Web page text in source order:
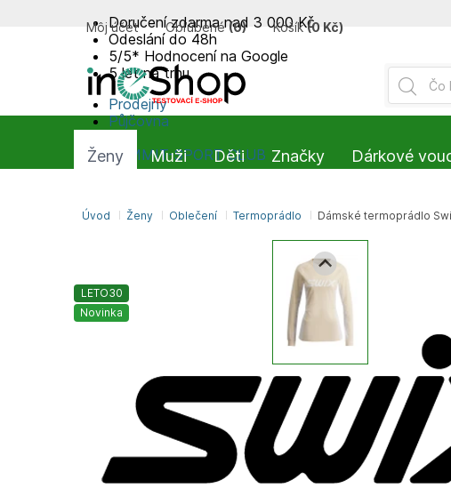
LETO30
Novinka
Doručení zdarma nad 3 000 Kč
Odeslání do 48h
5/5* Hodnocení na Google
5 let na trhu
Prodejny
Půjčovna
SUMMIT-SPORT CLUB
Môj účet Obľúbené (0) Košík (0 Kč)
Úvod Ženy Oblečení Termoprádlo Dámské termoprádlo
Ženy Muži Děti Značky Dárkové